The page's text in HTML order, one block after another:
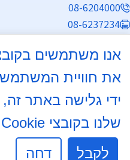
08-6204000
08-6237234
שעות פעילות מזכירות:
ימים א', ב', ד', ה' 8:30 - 13:30
יום ג' 8:30 - 13:30, 16:00 - 17:30
יום ו' לתאום לויות בלבד.
את חוויית
ידי גלישה באתר
שלנו בקובצי Cookie.
לקבל
דחה